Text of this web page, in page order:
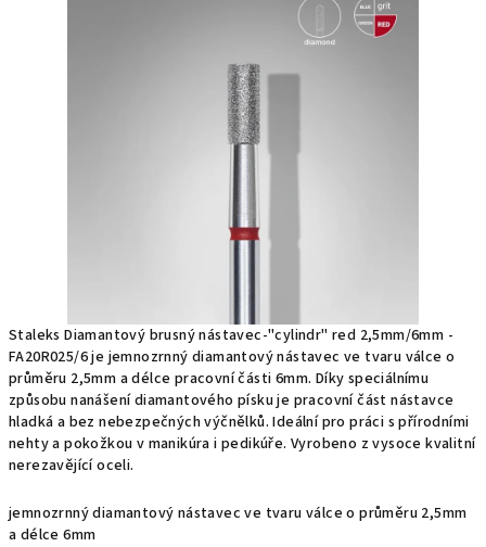
Staleks Diamantový brusný nástavec-"cylindr" red 2,5mm/6mm -
FA20R025/6 je jemnozrnný diamantový nástavec ve tvaru válce o
průměru 2,5mm a délce pracovní části 6mm. Díky speciálnímu
způsobu nanášení diamantového písku je pracovní část nástavce
hladká a bez nebezpečných výčnělků. Ideální pro práci s přírodními
nehty a pokožkou v manikúra i pedikúře. Vyrobeno z vysoce kvalitní
nerezavějící oceli.
jemnozrnný diamantový nástavec ve tvaru válce o průměru 2,5mm
a délce 6mm